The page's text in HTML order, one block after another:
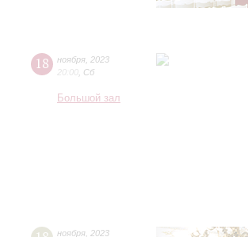
18 ноября 2023
20:00 Сб
Большой зал
ноября 2023